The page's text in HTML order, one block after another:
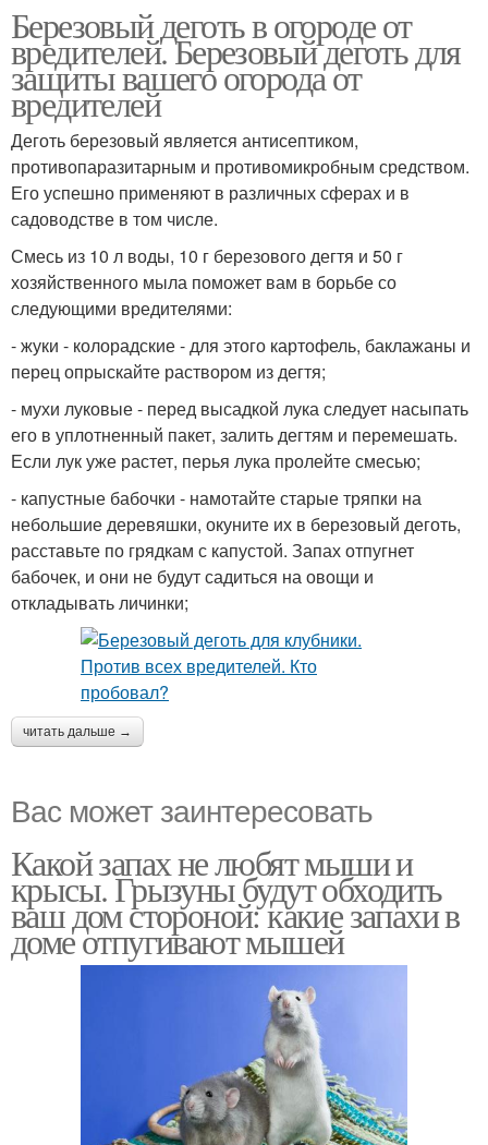
Березовый деготь в огороде от
вредителей. Березовый деготь для
защиты вашего огорода от
вредителей
Деготь березовый является антисептиком,
противопаразитарным и противомикробным средством.
Его успешно применяют в различных сферах и в
садоводстве в том числе.
Смесь из 10 л воды, 10 г березового дегтя и 50 г
хозяйственного мыла поможет вам в борьбе со
следующими вредителями:
- жуки - колорадские - для этого картофель, баклажаны и
перец опрыскайте раствором из дегтя;
- мухи луковые - перед высадкой лука следует насыпать
его в уплотненный пакет, залить дегтям и перемешать.
Если лук уже растет, перья лука пролейте смесью;
- капустные бабочки - намотайте старые тряпки на
небольшие деревяшки, окуните их в березовый деготь,
расставьте по грядкам с капустой. Запах отпугнет
бабочек, и они не будут садиться на овощи и
откладывать личинки;
читать дальше →
Вас может заинтересовать
Какой запах не любят мыши и
крысы. Грызуны будут обходить
ваш дом стороной: какие запахи в
доме отпугивают мышей